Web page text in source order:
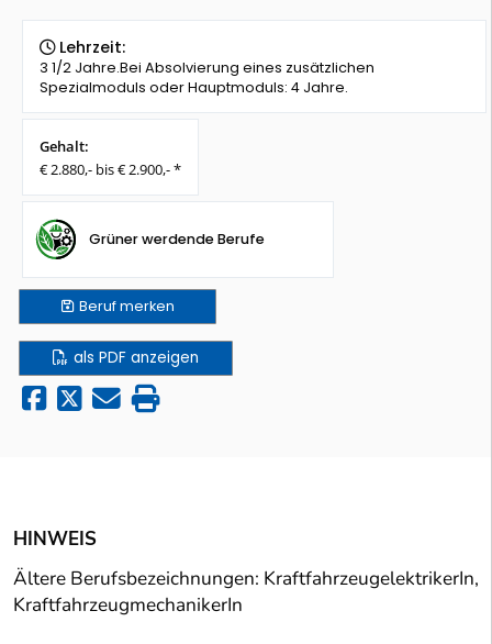
Lehrzeit:
3 1/2 Jahre.Bei Absolvierung eines zusätzlichen
Spezialmoduls oder Hauptmoduls: 4 Jahre.
Gehalt:
€ 2.880,- bis € 2.900,- *
Grüner werdende Berufe
Berufmerken
als PDF anzeigen
HINWEIS
Ältere Berufsbezeichnungen: KraftfahrzeugelektrikerIn,
KraftfahrzeugmechanikerIn